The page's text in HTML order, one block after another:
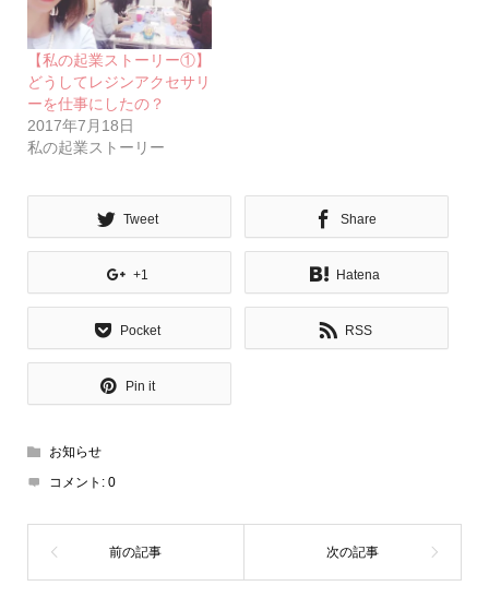
【私の起業ストーリー①】
どうしてレジンアクセサリ
ーを仕事にしたの？
2017年7月18日
私の起業ストーリー
Tweet Share
+1 Hatena
Pocket RSS
Pin it
お知らせ
コメント: 0